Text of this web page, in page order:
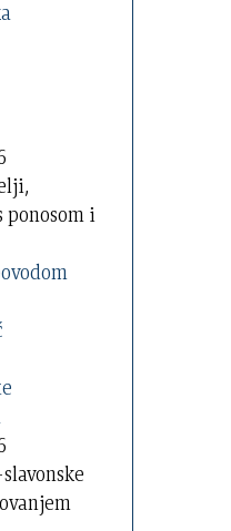
ponosom i